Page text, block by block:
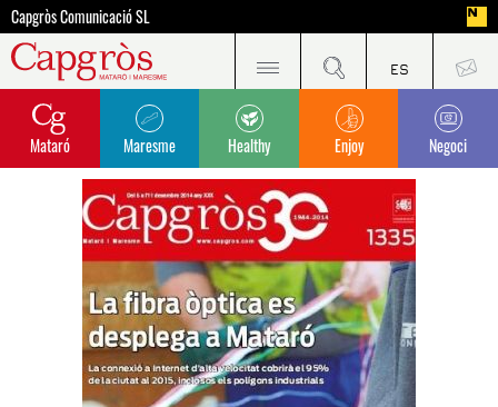
Capgròs Comunicació SL
Mataró Maresme Healthy Enjoy Negoci